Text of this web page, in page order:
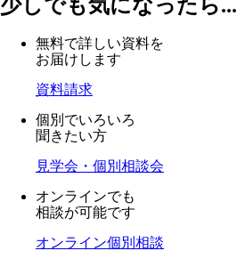
少しでも気になったら...
無料で詳しい資料を
お届けします
資料請求
個別でいろいろ
聞きたい方
見学会・個別相談会
オンラインでも
相談が可能です
オンライン個別相談